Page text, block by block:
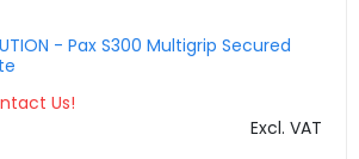
- Pax S300 Multigrip Secured
Us!
Excl. VAT